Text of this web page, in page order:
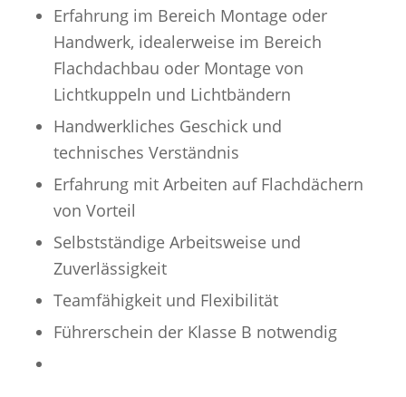
Erfahrung im Bereich Montage oder
Handwerk, idealerweise im Bereich
Flachdachbau oder Montage von
Lichtkuppeln und Lichtbändern
Handwerkliches Geschick und
technisches Verständnis
Erfahrung mit Arbeiten auf Flachdächern
von Vorteil
Selbstständige Arbeitsweise und
Zuverlässigkeit
Teamfähigkeit und Flexibilität
Führerschein der Klasse B notwendig